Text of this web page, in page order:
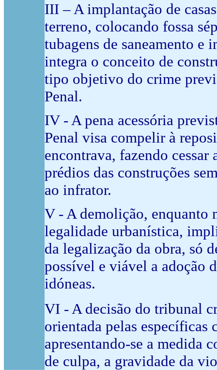
III – A implantação de
terreno, colocando fossa
tubagens de saneamento
integra o conceito de
tipo objetivo do crime
Penal.
IV - A pena acessória
Penal visa compelir à
encontrava, fazendo
prédios das construções
ao infrator.
V - A demolição, enquanto
legalidade urbanística,
da legalização da obra, só
possível e viável a adoção
idóneas.
VI - A decisão do tribunal
orientada pelas específicas
apresentando-se a medida
de culpa, a gravidade da